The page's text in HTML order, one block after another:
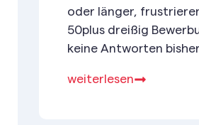
oder länger,
50plus dreißig
keine Antworten
haben sie es schwer,
weiterlesen